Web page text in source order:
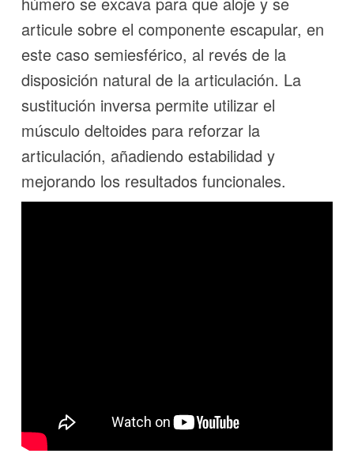
articule sobre el componente escapular, en
este caso semiesférico, al revés de la
disposición natural de la articulación. La
sustitución inversa permite utilizar el
músculo deltoides para reforzar la
articulación, añadiendo estabilidad y
mejorando los resultados funcionales.